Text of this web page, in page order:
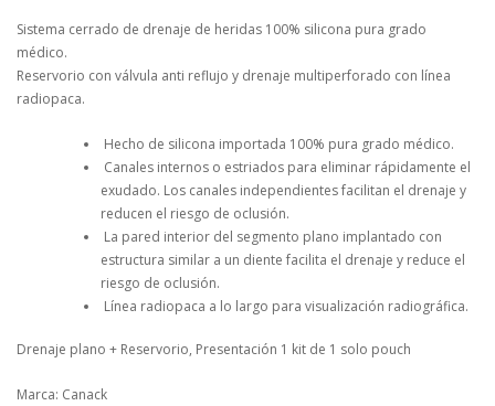
Sistema cerrado de drenaje de heridas 100% silicona pura grado
médico.
Reservorio con válvula anti reflujo y drenaje multiperforado con línea
radiopaca.
Hecho de silicona importada 100% pura grado médico.
Canales internos o estriados para eliminar rápidamente el
exudado. Los canales independientes facilitan el drenaje y
reducen el riesgo de oclusión.
La pared interior del segmento plano implantado con
estructura similar a un diente facilita el drenaje y reduce el
riesgo de oclusión.
Línea radiopaca a lo largo para visualización radiográfica.
Drenaje plano + Reservorio, Presentación 1 kit de 1 solo pouch
Marca: Canack